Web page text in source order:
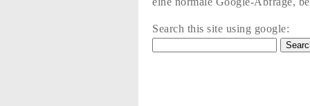
Search this site using google: